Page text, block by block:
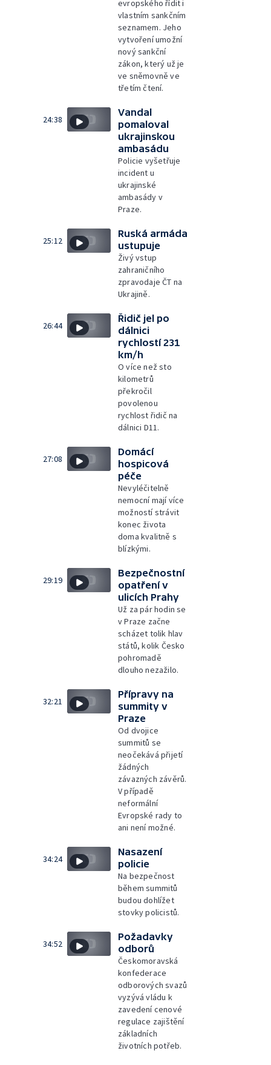
evropského řídit i
vlastním sankčním
seznamem. Jeho
vytvoření umožní
nový sankční
zákon, který už je
ve sněmovně ve
třetím čtení.
24:38
Vandal
pomaloval
ukrajinskou
ambasádu
Policie vyšetřuje
incident u
ukrajinské
ambasády v
Praze.
25:12
Ruská armáda
ustupuje
Živý vstup
zahraničního
zpravodaje ČT na
Ukrajině.
26:44
Řidič jel po
dálnici
rychlostí 231
km/h
O více než sto
kilometrů
překročil
povolenou
rychlost řidič na
dálnici D11.
27:08
Domácí
hospicová
péče
Nevyléčitelně
nemocní mají více
možností strávit
konec života
doma kvalitně s
blízkými.
29:19
Bezpečnostní
opatření v
ulicích Prahy
Už za pár hodin se
v Praze začne
scházet tolik hlav
států, kolik Česko
pohromadě
dlouho nezažilo.
32:21
Přípravy na
summity v
Praze
Od dvojice
summitů se
neočekává přijetí
žádných
závazných závěrů.
V případě
neformální
Evropské rady to
ani není možné.
34:24
Nasazení
policie
Na bezpečnost
během summitů
budou dohlížet
stovky policistů.
34:52
Požadavky
odborů
Českomoravská
konfederace
odborových svazů
vyzývá vládu k
zavedení cenové
regulace zajištění
základních
životních potřeb.